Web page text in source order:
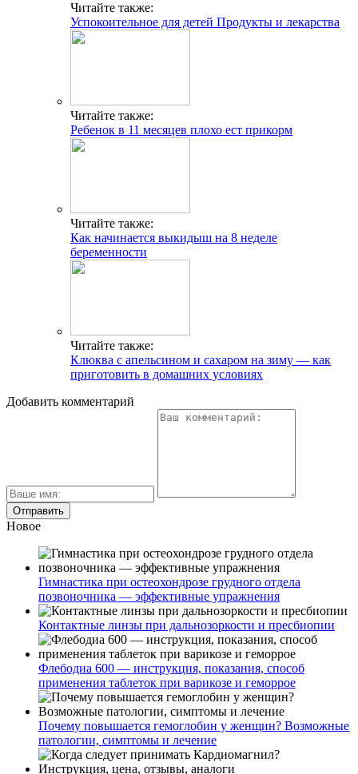
Читайте также:
Успокоительное для детей Продукты и лекарства
Читайте также:
Ребенок в 11 месяцев плохо ест прикорм
Читайте также:
Как начинается выкидыш на 8 неделе
беременности
Читайте также:
Клюква с апельсином и сахаром на зиму — как
приготовить в домашних условиях
Добавить комментарий
Новое
Гимнастика при остеохондрозе грудного отдела
позвоночника — эффективные упражнения
Контактные линзы при дальнозоркости и пресбиопии
Флебодиа 600 — инструкция, показания, способ
применения таблеток при варикозе и геморрое
Почему повышается гемоглобин у женщин? Возможные
патологии, симптомы и лечение